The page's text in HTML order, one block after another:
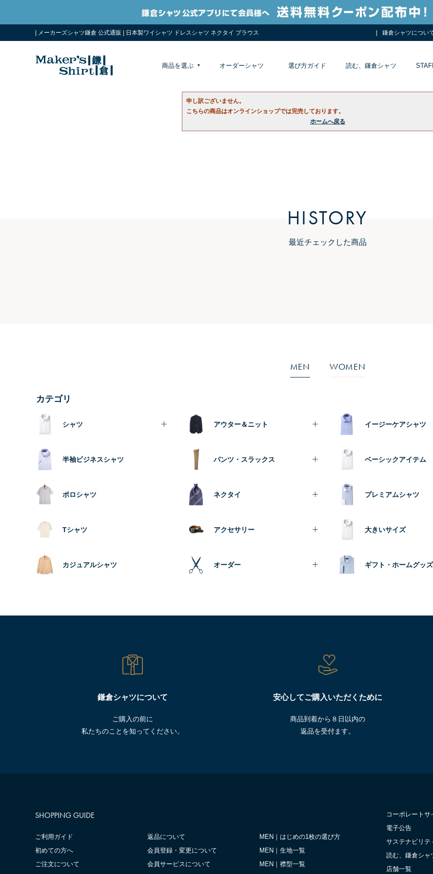
| メーカーズシャツ鎌倉 公式通販 | 日本製ワイシャツ ドレスシャツ ネクタイ ブラウス 鎌倉シャツについ
商品を選ぶ オーダーシャツ 選び方ガイド 読む、鎌倉シャツ
申し訳ございません。
こちらの商品はオンラインショップでは完売しております。
ホームへ戻る
HISTORY
最近チェックした商品
MEN WOMEN
カテゴリ
シャツ
半袖ビジネスシャツ
ポロシャツ
Tシャツ
カジュアルシャツ
アウター＆ニット
パンツ・スラックス
ネクタイ
アクセサリー
オーダー
イージーケアシャツ
ベーシックアイテム
プレミアムシャツ
大きいサイズ
ギフト・ホームグッズ
鎌倉シャツについて
ご購入の前に
私たちのことを知ってください。
安心してご購入いただくために
商品到着から８日以内の
返品を受付ます。
SHOPPING GUIDE
ご利用ガイド
初めての方へ
ご注文について
返品について
会員登録・変更について
会員サービスについて
MEN｜はじめの1枚の選び方
MEN｜生地一覧
MEN｜襟型一覧
コーポレートサ
電子公告
サステナビリテ
読む、鎌倉シャ
店舗一覧